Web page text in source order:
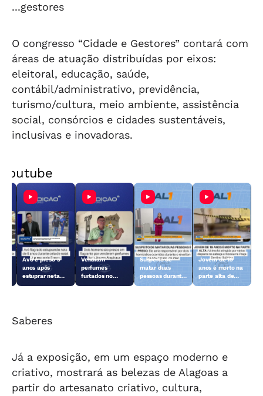
...gestores
O congresso “Cidade e Gestores” contará com
áreas de atuação distribuídas por eixos:
eleitoral, educação, saúde,
contábil/administrativo, previdência,
turismo/cultura, meio ambiente, assistência
social, consórcios e cidades sustentáveis,
inclusivas e inovadoras.
Avô é preso 5
anos após
estuprar neta
Vendiam
perfumes
furtados no
Suspeito de
matar duas
pessoas durante
Jovem de 19
anos é morto na
parte alta de
Saberes
Já a exposição, em um espaço moderno e
criativo, mostrará as belezas de Alagoas a
partir do artesanato criativo, cultura,